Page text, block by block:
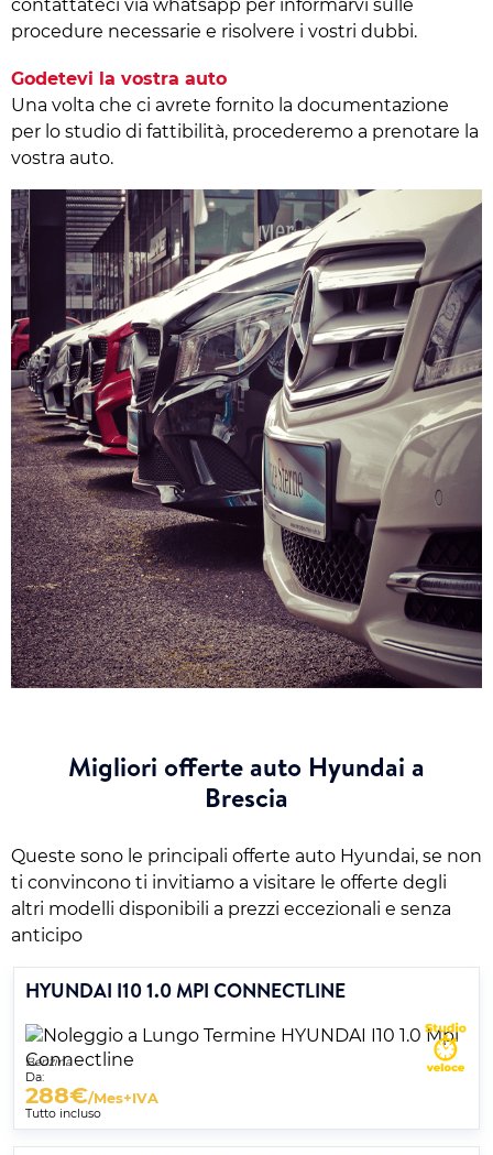
contattateci via whatsapp per informarvi sulle
procedure necessarie e risolvere i vostri dubbi.
Godetevi la vostra auto
Una volta che ci avrete fornito la documentazione
per lo studio di fattibilità, procederemo a prenotare la
vostra auto.
Migliori offerte auto Hyundai a
Brescia
Queste sono le principali offerte auto Hyundai, se non
ti convincono ti invitiamo a visitare le offerte degli
altri modelli disponibili a prezzi eccezionali e senza
anticipo
HYUNDAI I10 1.0 MPI CONNECTLINE
Benzina
Da:
288€/Mes+IVA
Tutto incluso